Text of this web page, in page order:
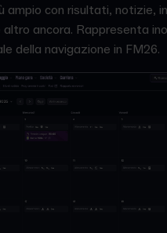
ampio con risultati, notizie,
altro ancora. Rappresenta
della navigazione in FM26.